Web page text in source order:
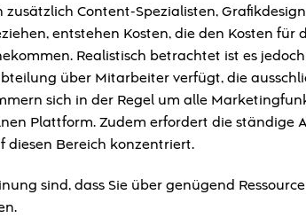
Content-Spezialisten,
entstehen Kosten, die den Kosten
Realistisch betrachtet ist es
über Mitarbeiter verfügt, die
sich in der Regel um alle
Plattform. Zudem erfordert die ständige
diesen Bereich konzentriert.
sind, dass Sie über genügend